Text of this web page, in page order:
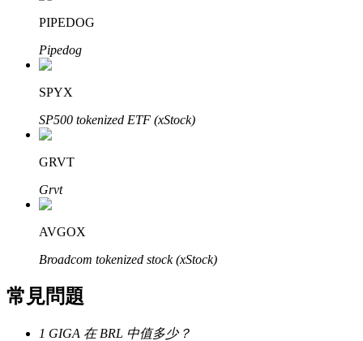
合夥人計劃
Bitrue渠道合伙人
最高達65%佣金！
PIPEDOG
Pipedog
SPYX
SP500 tokenized ETF (xStock)
GRVT
Grvt
AVGOX
Broadcom tokenized stock (xStock)
常見問題
1 GIGA 在 BRL 中值多少？